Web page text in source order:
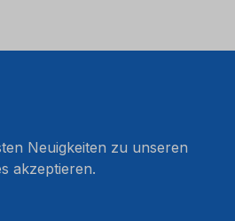
Neuigkeiten zu unseren
akzeptieren.